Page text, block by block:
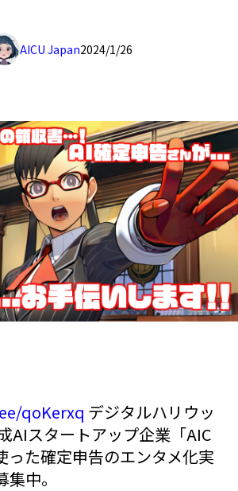
2024/1/26
AICU Japan
qoKerxq デジタルハリウッ
AIスタートアップ企業「AIC
った確定申告のエンタメ化実
中。